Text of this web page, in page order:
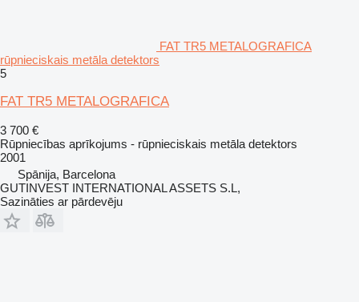
FAT TR5 METALOGRAFICA
rūpnieciskais metāla detektors
5
FAT TR5 METALOGRAFICA
3 700 €
Rūpniecības aprīkojums - rūpnieciskais metāla detektors
2001
Spānija, Barcelona
GUTINVEST INTERNATIONAL ASSETS S.L,
Sazināties ar pārdevēju